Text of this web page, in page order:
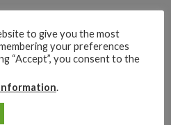
to give you the most
your preferences
“Accept”, you consent to the
.